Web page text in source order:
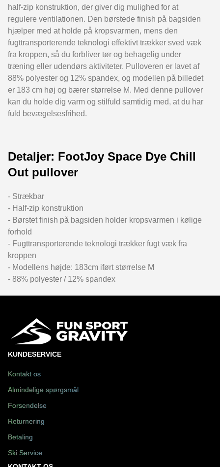
half-zip konstruktion, der giver dig mulighed for at
regulere ventilationen. Den børstede finish på bagsiden
hjælper med at holde på kropsvarmen, mens den
fugttransporterende teknologi effektivt trækker sved væk
fra kroppen, så du forbliver tør og behagelig under
træning eller udendørs aktiviteter. Pulloveren er lavet af
88% polyester og 12% spandex, og modellen på billedet
er 183 cm høj og bærer størrelse M. Med denne pullover
kan du holde dig varm og stilfuld samtidig med, at du har
fuld bevægelsesfrihed.
Detaljer: FootJoy Space Dye Chill
Out pullover
- Strækbar
- Half-zip konstruktion
- Børstet finish på bagsiden holder kropsvarmen i kølige
forhold
- Fugttransporterende teknologi trækker fugt væk fra
kroppen
- Modellens højde: 183cm iført størrelse M
- 88% polyester / 12% spandex
KUNDESERVICE
Kontakt os
Almindelige spørgsmål
Forsendelse
Returnering
Betaling
Ski Service